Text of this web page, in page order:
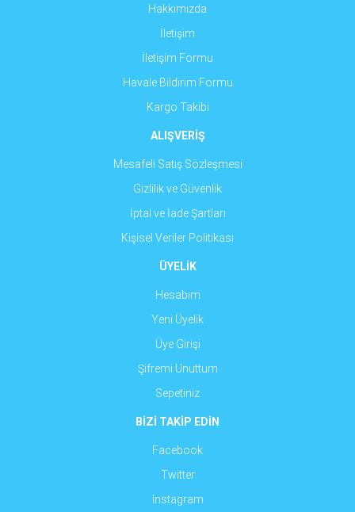
Gönder
Hakkımızda
İletişim
İletişim Formu
Havale Bildirim Formu
Kargo Takibi
ALIŞVERİŞ
Mesafeli Satış Sözleşmesi
Gizlilik ve Güvenlik
İptal ve İade Şartları
Kişisel Veriler Politikası
ÜYELİK
Hesabım
Yeni Üyelik
Üye Girişi
Şifremi Unuttum
Sepetiniz
BİZİ TAKİP EDİN
Facebook
Twitter
Instagram